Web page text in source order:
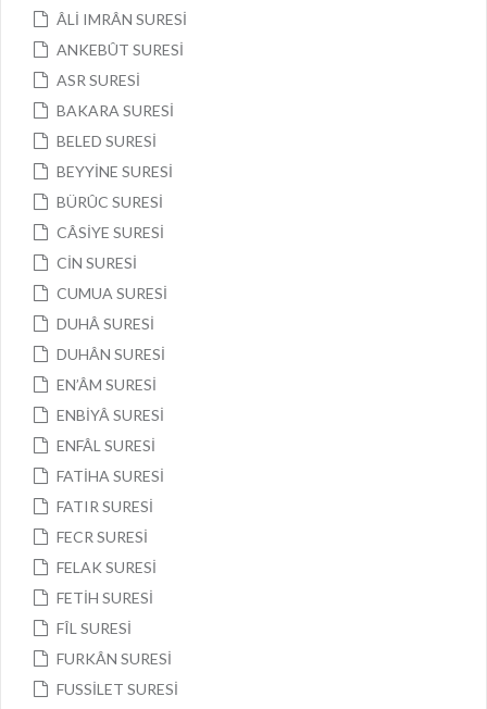
ÂLİ IMRÂN SURESİ
ANKEBÛT SURESİ
ASR SURESİ
BAKARA SURESİ
BELED SURESİ
BEYYİNE SURESİ
BÜRÛC SURESİ
CÂSİYE SURESİ
CİN SURESİ
CUMUA SURESİ
DUHÂ SURESİ
DUHÂN SURESİ
EN’ÂM SURESİ
ENBİYÂ SURESİ
ENFÂL SURESİ
FATİHA SURESİ
FATIR SURESİ
FECR SURESİ
FELAK SURESİ
FETİH SURESİ
FÎL SURESİ
FURKÂN SURESİ
FUSSİLET SURESİ